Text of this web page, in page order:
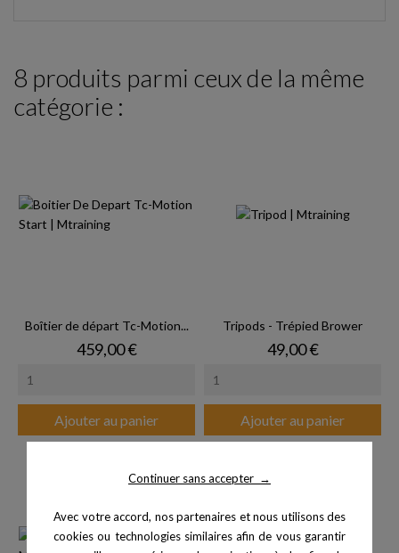
Continuer sans accepter →
Avec votre accord, nos partenaires et nous utilisons des
cookies ou technologies similaires afin de vous garantir
8 produits parmi ceux de la même
catégorie :
Boîtier de départ Tc-Motion...
Prix
459,00 €
Ajouter au panier
Tripods - Trépied Brower
Prix
49,00 €
Ajouter au panier